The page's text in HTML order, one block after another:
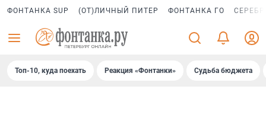
ФОНТАНКА SUP (ОТ)ЛИЧНЫЙ ПИТЕР ФОНТАНКА ГО
Топ-10, куда поехать Реакция «Фонтанки» Судьба бюджета